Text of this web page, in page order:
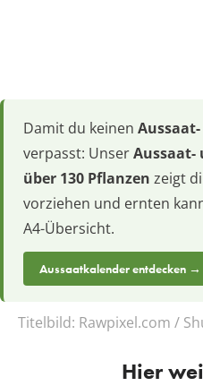
Damit du keinen
verpasst: UnserAussaat-
über 130 Pflanzen zeigt
vorziehen und ernten
A4-Übersicht.
Aussaatkalender entdecken →
Titelbild: Rawpixel.com /
Hier